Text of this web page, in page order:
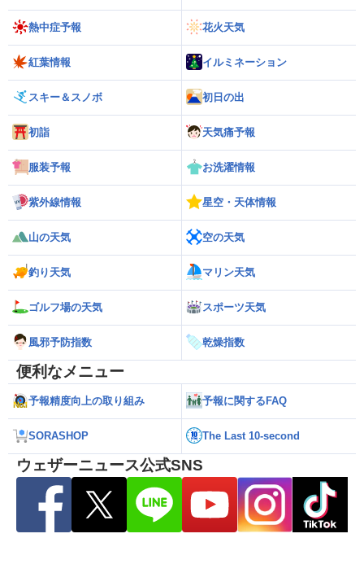
熱中症予報 花火天気
紅葉情報 イルミネーション
スキー＆スノボ 初日の出
初詣 天気痛予報
服装予報 お洗濯情報
紫外線情報 星空・天体情報
山の天気 空の天気
釣り天気 マリン天気
ゴルフ場の天気 スポーツ天気
風邪予防指数 乾燥指数
便利なメニュー
予報精度向上の取り組み 予報に関するFAQ
SORASHOP The Last 10-second
ウェザーニュース公式SNS